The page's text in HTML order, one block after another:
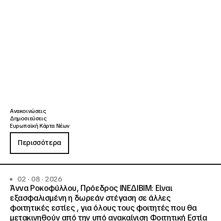
Ανακοινώσεις
Δημοσιεύσεις
Ευρωπαϊκή Κάρτα Νέων
Περισσότερα
02 · 08 · 2026
Άννα Ροκοφύλλου, Πρόεδρος ΙΝΕΔΙΒΙΜ: Είναι
εξασφαλισμένη η δωρεάν στέγαση σε άλλες
φοιτητικές εστίες , για όλους τους φοιτητές που θα
μετακινηθούν από την υπό ανακαίνιση Φοιτητική Εστία